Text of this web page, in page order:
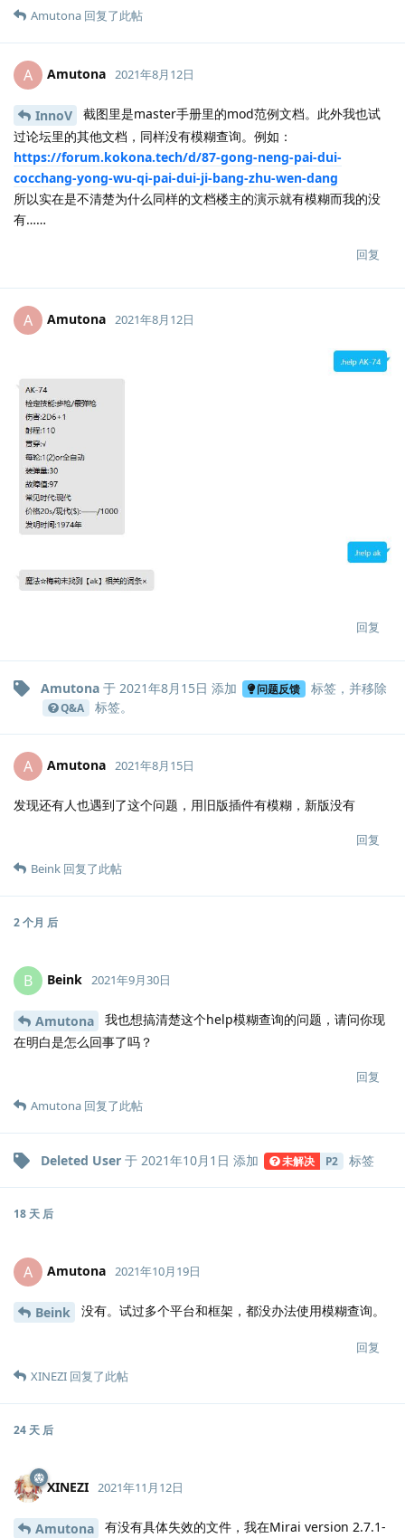
Amutona 回复了此帖
A Amutona 2021年8月12日
InnoV
截图里是master手册里的mod范例文档。此外我也试
过论坛里的其他文档，同样没有模糊查询。例如：
https://forum.kokona.tech/d/87-gong-neng-pai-dui-
cocchang-yong-wu-qi-pai-dui-ji-bang-zhu-wen-dang
所以实在是不清楚为什么同样的文档楼主的演示就有模糊而我的没
有……
回复
A Amutona 2021年8月12日
回复
Amutona 于 2021年8月15日 添加 问题反馈 标签，并移除
Q&A 标签。
A Amutona 2021年8月15日
发现还有人也遇到了这个问题，用旧版插件有模糊，新版没有
回复
Beink 回复了此帖
2 个月 后
B Beink 2021年9月30日
Amutona
我也想搞清楚这个help模糊查询的问题，请问你现
在明白是怎么回事了吗？
回复
Amutona 回复了此帖
Deleted User 于 2021年10月1日 添加 未解决 P2 标签
18 天 后
A Amutona 2021年10月19日
Beink 没有。试过多个平台和框架，都没办法使用模糊查询。
回复
XINEZI 回复了此帖
24 天 后
XINEZI 2021年11月12日
Amutona 有没有具体失效的文件，我在Mirai version 2.7.1-